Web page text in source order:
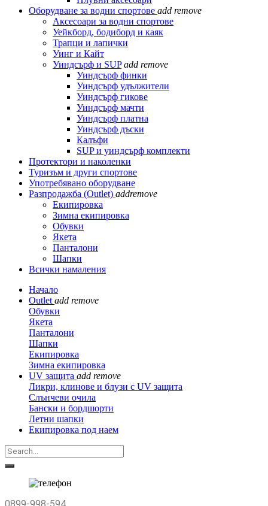
Оборудване за водни спортове add remove
Аксесоари за водни спортове
Уейкборд, бодиборд и каяк
Трапци и лапички
Уинг и Кайт
Уиндсърф и SUP add remove
Уиндсърф финки
Уиндсърф удължители
Уиндсърф гикове
Уиндсърф мачти
Уиндсърф платна
Уиндсърф дъски
Калъфи
SUP и уиндсърф комплекти
Протектори и наколенки
Туризъм и други спортове
Употребявано оборудване
Разпродажба (Outlet) addremove
Екипировка
Зимна екипировка
Обувки
Якета
Панталони
Шапки
Всички намаления
Начало
Outlet add remove
Обувки
Якета
Панталони
Шапки
Екипировка
Зимна екипировка
UV защита add remove
Ликри, клинове и блузи с UV защита
Слънчеви очила
Бански и бордшорти
Летни шапки
Екипировка под наем